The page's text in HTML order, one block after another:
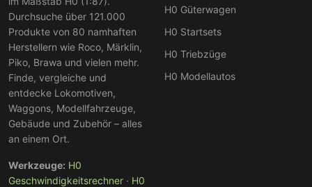
Durchsuche über 121.000
Produkte von 80 namhaften
Herstellern wie Roco, Märklin,
Piko, Brawa und vielen mehr.
Finde, vergleiche und
entdecke Lokomotiven,
Waggons, Modellfahrzeuge,
Gebäude und Zubehör – alles
an einem Ort.
Werkzeuge: H0
Geschwindigkeitsrechner · H0
H0 Güterwagen
H0 Startsets
H0 Triebzüge
H0 Modellautos